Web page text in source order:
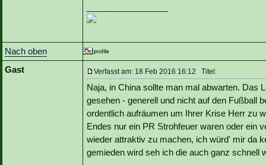
Nach oben
Gast
Verfasst am: 18 Feb 2016 16:12 Titel:
Naja, in China sollte man mal abwarten. Das
gesehen - generell und nicht auf den Fußball
ordentlich aufräumen um Ihrer Krise Herr zu
Endes nur ein PR Strohfeuer waren oder ein
wieder attraktiv zu machen, ich würd' mir da
gemieden wird seh ich die auch ganz schnell